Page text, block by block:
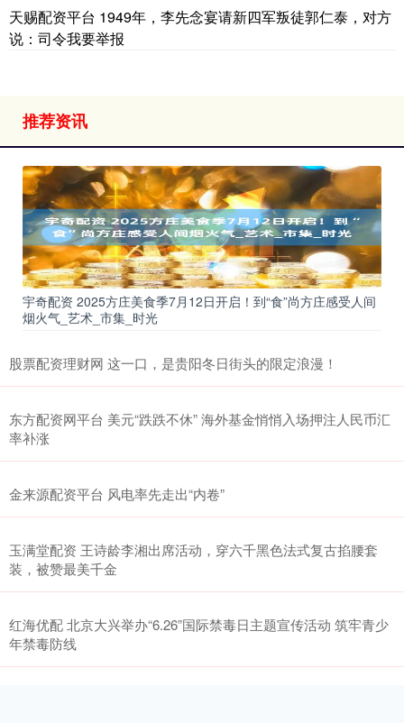
天赐配资平台 1949年，李先念宴请新四军叛徒郭仁泰，对方
说：司令我要举报
推荐资讯
宇奇配资 2025方庄美食季7月12日开启！到“食”尚方庄感受人间
烟火气_艺术_市集_时光
股票配资理财网 这一口，是贵阳冬日街头的限定浪漫！
东方配资网平台 美元“跌跌不休” 海外基金悄悄入场押注人民币汇
率补涨
金来源配资平台 风电率先走出“内卷”
玉满堂配资 王诗龄李湘出席活动，穿六千黑色法式复古掐腰套
装，被赞最美千金
红海优配 北京大兴举办“6.26”国际禁毒日主题宣传活动 筑牢青少
年禁毒防线